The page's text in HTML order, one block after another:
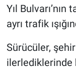
Yıl
ayrı trafik
Sürücüler, şehir
ilerlediklerinde